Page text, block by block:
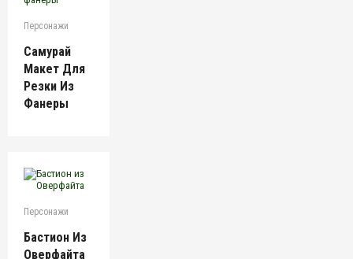
Персонажи
Самурай
Макет Для
Резки Из
Фанеры
Персонажи
Бастион Из
Оверфайта